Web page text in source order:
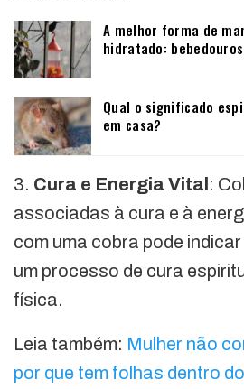
A melhor forma de
hidratado:
Qual o significado
em casa?
3. Cura e Energia Vital :
associadas à cura e à
com uma cobra pode
um processo de cura
física.
Leia também: Mulher não
por que tem folhas dentro